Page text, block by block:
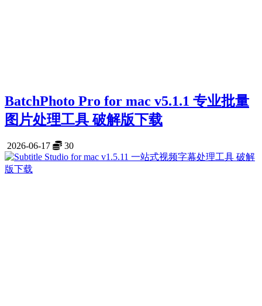
BatchPhoto Pro for mac v5.1.1 专业批量
图片处理工具 破解版下载
2026-06-17 30